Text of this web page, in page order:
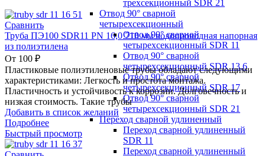
трехсекционный SDR 21
Отвод 90° сварной
четырехсекционный
Отвод 90° сварной
четырехсекционный SDR 11
Отвод 90° сварной
четырехсекционный SDR 13,6
Отвод 90° сварной
четырехсекционный SDR 17
Отвод 90° сварной
четырехсекционный SDR 21
Переход сварной удлиненный
Переход сварной удлиненный
SDR 11
Переход сварной удлиненный
Сравнить
Труба ПЭ100 SDR11 PN 16,0 710 мм водопроводная напорная
из полиэтилена
От 100 ₽
Пластиковые полиэтиленовые трубы обладают следующими
характеристиками: Легкость и простота монтажа.
Пластичность и устойчивость к коррозии. Долговечность и
низкая стоимость. Такие трубы
Добавить в список желаний
Подробнее
Быстрый просмотр